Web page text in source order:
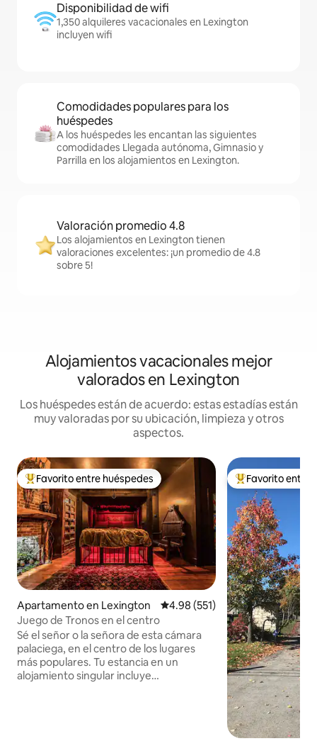
Disponibilidad de wifi
1,350 alquileres vacacionales en Lexington
incluyen wifi
Comodidades populares para los
huéspedes
A los huéspedes les encantan las siguientes
comodidades Llegada autónoma, Gimnasio y
Parrilla en los alojamientos en Lexington.
Valoración promedio 4.8
Los alojamientos en Lexington tienen
valoraciones excelentes: ¡un promedio de 4.8
sobre 5!
Alojamientos vacacionales mejor
valorados en Lexington
Los huéspedes están de acuerdo: estas estadías están
muy valoradas por su ubicación, limpieza y otros
aspectos.
Favorito entre huéspedes preferido
Favorito entre huéspedes
Apartamento en Lexington Calificación promedio: 4.98 de
4.98 (551)
Juego de Tronos en el centro
Sé el señor o la señora de esta cámara
palaciega, en el centro de los lugares
más populares. Tu estancia en un
alojamiento singular incluye
Favorito entre
Favorito entre